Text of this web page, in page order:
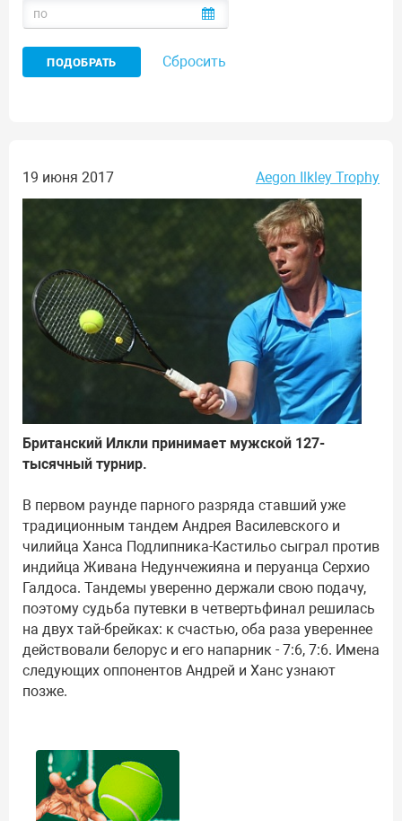
Сбросить
19 июня 2017 Aegon Ilkley Trophy
Британский Илкли принимает мужской 127-
тысячный турнир.
В первом раунде парного разряда ставший уже
традиционным тандем Андрея Василевского и
чилийца Ханса Подлипника-Кастильо сыграл против
индийца Живана Недунчежияна и перуанца Серхио
Галдоса. Тандемы уверенно держали свою подачу,
поэтому судьба путевки в четвертьфинал решилась
на двух тай-брейках: к счастью, оба раза увереннее
действовали белорус и его напарник - 7:6, 7:6. Имена
следующих оппонентов Андрей и Ханс узнают
позже.